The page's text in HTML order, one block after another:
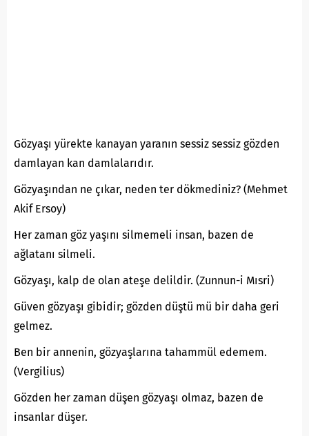
Gözyaşı yürekte kanayan yaranın sessiz sessiz gözden
damlayan kan damlalarıdır.
Gözyaşından ne çıkar, neden ter dökmediniz? (Mehmet
Akif Ersoy)
Her zaman göz yaşını silmemeli insan, bazen de
ağlatanı silmeli.
Gözyaşı, kalp de olan ateşe delildir. (Zunnun-i Mısri)
Güven gözyaşı gibidir; gözden düştü mü bir daha geri
gelmez.
Ben bir annenin, gözyaşlarına tahammül edemem.
(Vergilius)
Gözden her zaman düşen gözyaşı olmaz, bazen de
insanlar düşer.